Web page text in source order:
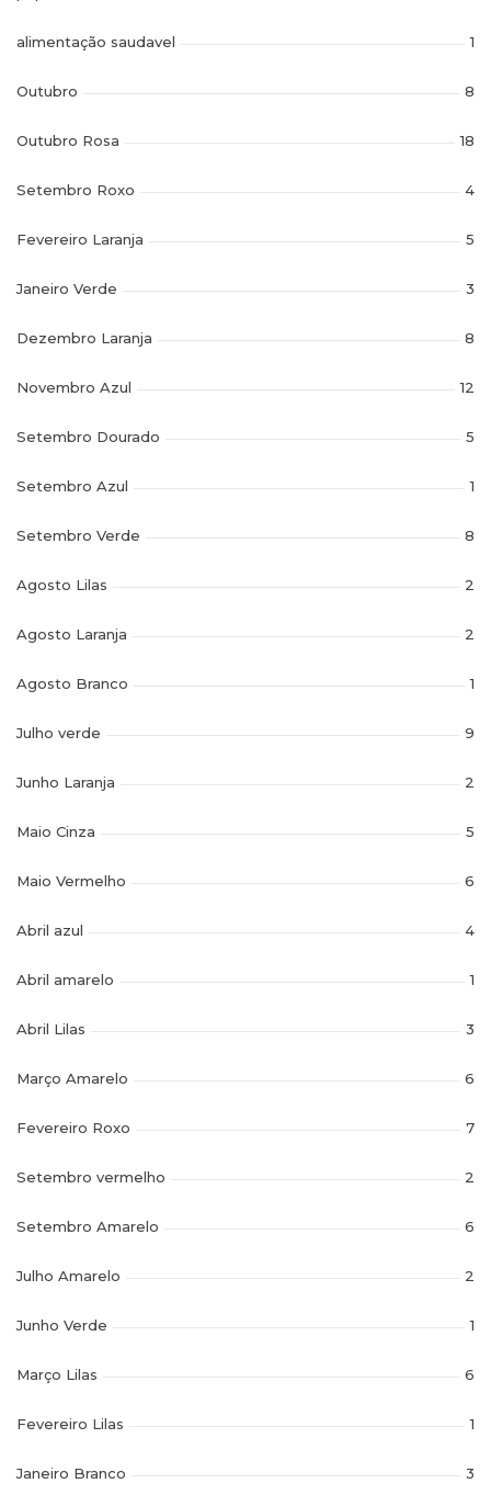
alimentação saudavel 1
Outubro 8
Outubro Rosa 18
Setembro Roxo 4
Fevereiro Laranja 5
Janeiro Verde 3
Dezembro Laranja 8
Novembro Azul 12
Setembro Dourado 5
Setembro Azul 1
Setembro Verde 8
Agosto Lilas 2
Agosto Laranja 2
Agosto Branco 1
Julho verde 9
Junho Laranja 2
Maio Cinza 5
Maio Vermelho 6
Abril azul 4
Abril amarelo 1
Abril Lilas 3
Março Amarelo 6
Fevereiro Roxo 7
Setembro vermelho 2
Setembro Amarelo 6
Julho Amarelo 2
Junho Verde 1
Março Lilas 6
Fevereiro Lilas 1
Janeiro Branco 3